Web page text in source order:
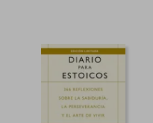
dcto. 14,25 €